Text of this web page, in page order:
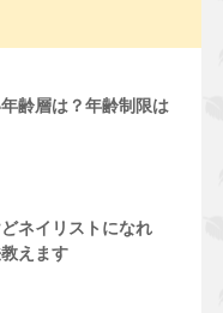
齢層は？年齢制限は
ネイリストになれ
えます